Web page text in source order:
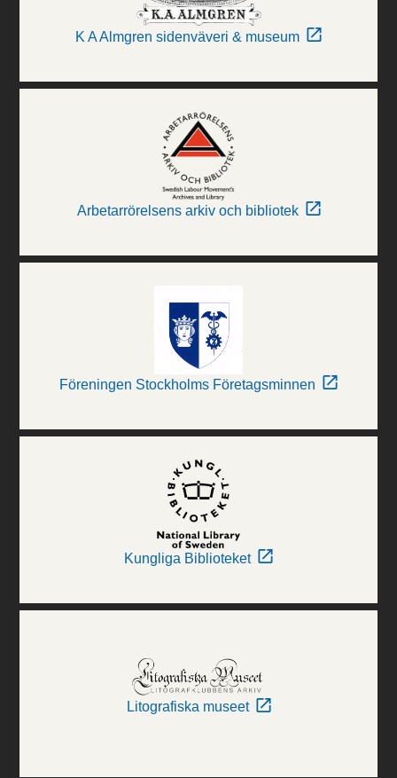
K A Almgren sidenväveri & museum
Arbetarrörelsens arkiv och bibliotek
Föreningen Stockholms Företagsminnen
Kungliga Biblioteket
Litografiska museet